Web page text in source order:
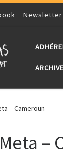
Newsletter
– Cameroun
–